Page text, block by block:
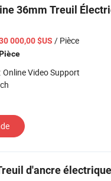
36mm Treuil
000,00 $US / Pièce
Online Video Support
d'ancre